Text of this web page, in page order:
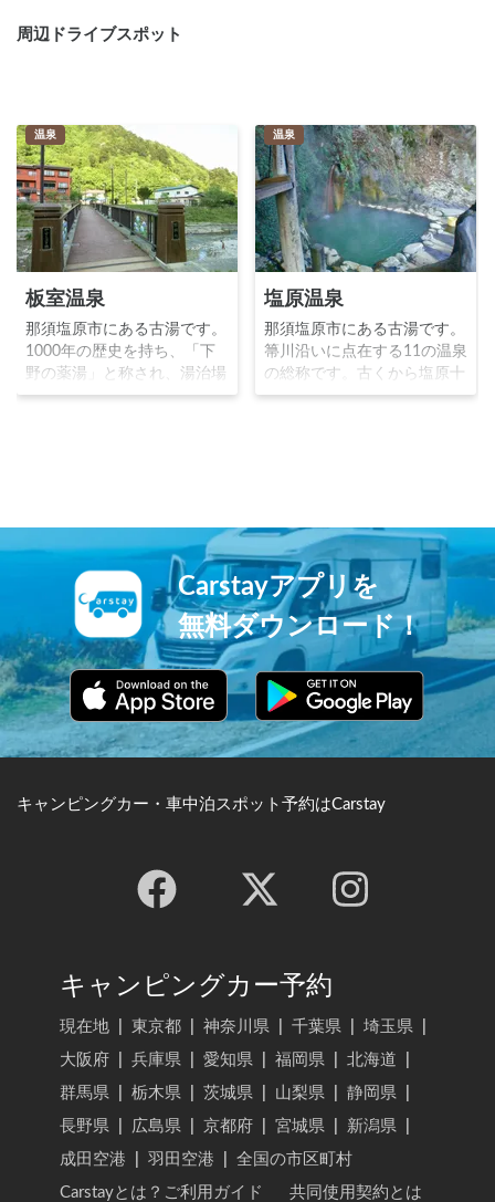
周辺ドライブスポット
温泉
板室温泉
那須塩原市にある古湯です。
1000年の歴史を持ち、「下
野の薬湯」と称され、湯治場
として知られていました。ま
た。
温泉
塩原温泉
那須塩原市にある古湯です。
箒川沿いに点在する11の温泉
の総称です。古くから塩原十
一湯と呼ばれ、1000年以上
んふぉと http://on-
photo.com/
Carstayアプリを
無料ダウンロード！
キャンピングカー・車中泊スポット予約はCarstay
キャンピングカー予約
現在地 東京都 神奈川県 千葉県 埼玉県
大阪府
兵庫県 愛知県 福岡県 北海道
群馬県
栃木県 茨城県 山梨県 静岡県
長野県
広島県 京都府 宮城県 新潟県
成田空港
羽田空港
全国の市区町村
Carstayとは？ご利用ガイド
共同使用契約とは